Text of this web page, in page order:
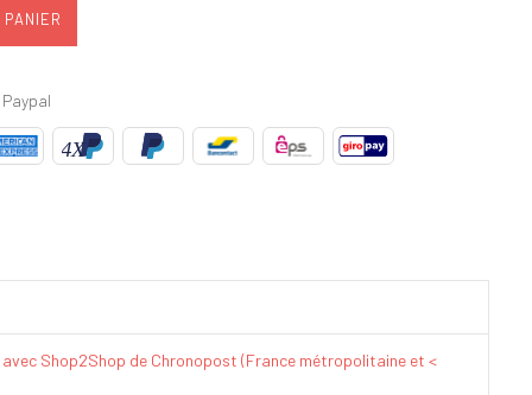
Shop2Shop de Chronopost (France métropolitaine et <